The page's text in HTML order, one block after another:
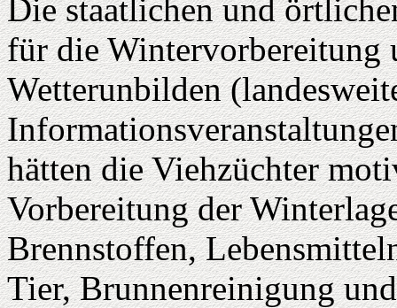
Die staatlichen und
für die Wintervorbereitung
Wetterunbilden
hätten die Viehzüchter
Vorbereitung der
Brennstoffen,
Tier, Brunnenreinigung